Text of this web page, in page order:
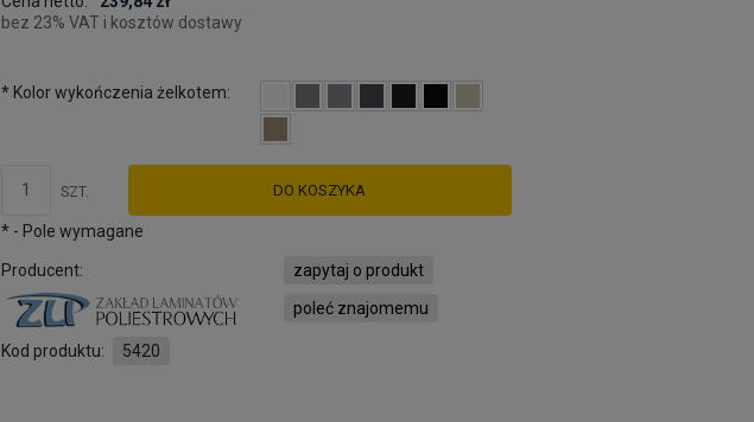
bez 23% VAT i kosztów dostawy
*Kolor wykończenia żelkotem:
SZT. DO KOSZYKA
*- Pole wymagane
Producent:
Kod produktu: 5420
zapytaj o produkt
poleć znajomemu